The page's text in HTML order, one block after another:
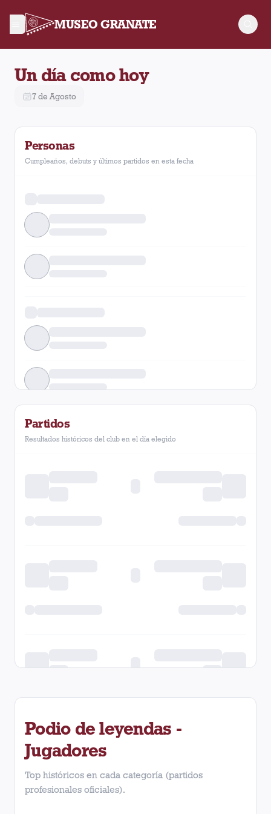
MUSEO GRANATE
Un día como hoy
7 de Agosto
Personas
Cumpleaños, debuts y últimos partidos en esta fecha
Partidos
Resultados históricos del club en el día elegido
Podio de leyendas -
Jugadores
Top históricos en cada categoría (partidos
profesionales oficiales).